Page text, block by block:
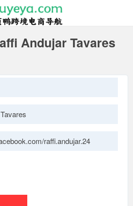
Andujar Tavares
raffi.andujar.24